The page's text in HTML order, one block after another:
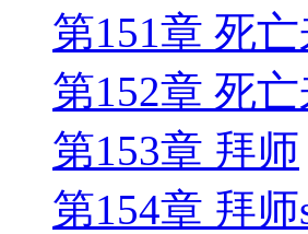
第151章 死
第152章 死
第153章 拜师
第154章 拜师